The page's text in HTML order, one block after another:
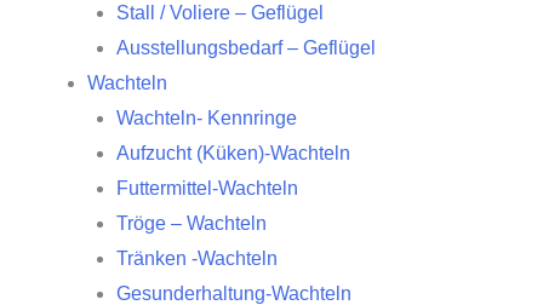
Stall / Voliere – Geflügel
Ausstellungsbedarf – Geflügel
Wachteln
Wachteln- Kennringe
Aufzucht (Küken)-Wachteln
Futtermittel-Wachteln
Tröge – Wachteln
Tränken -Wachteln
Gesunderhaltung-Wachteln